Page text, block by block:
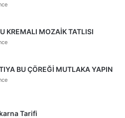
KREMALI MOZAİK TATLISI
BU ÇÖREĞİ MUTLAKA YAPIN
Tarifi